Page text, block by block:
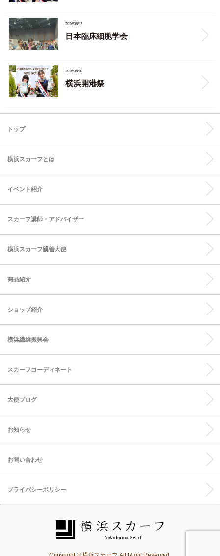
2026/06/15
日本臨床細胞学会
2026/06/07
横浜開港祭
トップ
横浜スカーフとは
イベント紹介
スカーフ講師・アドバイザー
横浜スカーフ親善大使
商品紹介
ショップ紹介
横浜繊維振興会
スカーフコーディネート
大使ブログ
お知らせ
お問い合わせ
プライバシーポリシー